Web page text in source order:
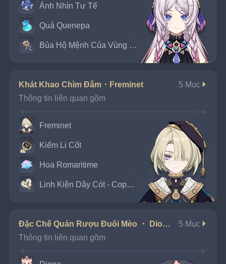
Ánh Nhìn Tư Tế
Quả Quenepa
Bùa Hộ Mệnh Của Vùng Đất Bí Ẩn
Khát Khao Chìm Đắm・Freminet
5 Mục
Thông tin liên quan gồm
Freminet
Kiếm Li Cốt
Hoa Romaritime
Linh Kiện Dây Cót - Coppelius
Đặc Chế Quán Rượu Đuôi Mèo ・ Diona
5 Mục
Thông tin liên quan gồm